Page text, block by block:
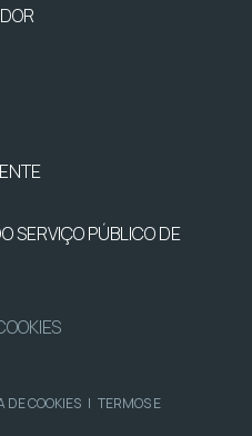
SERVIÇO PÚBLICO DE
DE COOKIES | TERMOS E